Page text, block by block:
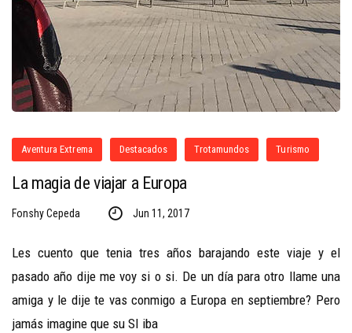
Aventura Extrema Destacados Trotamundos Turismo
La magia de viajar a Europa
Fonshy Cepeda Jun 11, 2017
Les cuento que tenia tres años barajando este viaje y el
pasado año dije me voy si o si. De un día para otro llame una
amiga y le dije te vas conmigo a Europa en septiembre? Pero
jamás imagine que su SI iba